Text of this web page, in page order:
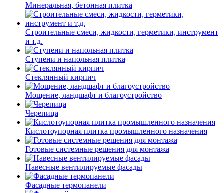
Минеральная, бетонная плитка
Строительные смеси, жидкости, герметики, инструмент
и т.д.
Ступени и напольная плитка
Cтеклянный кирпич
Мощение, ландшафт и благоустройство
Черепица
Кислотоупорная плитка промышленного назначения
Готовые системные решения для монтажа
Навесные вентилируемые фасады
Фасадные термопанели